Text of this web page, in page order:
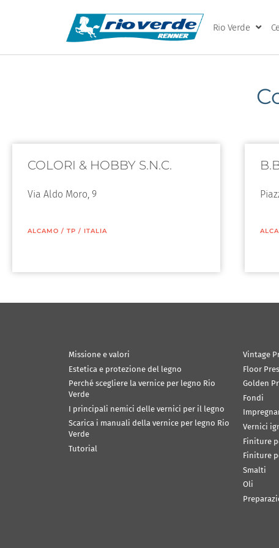
Rio Verde
COLORI & HOBBY S.N.C.
Via Aldo Moro, 9
ALCAMO / TP / ITALIA
Missione e valori
Estetica e protezione del legno
Perché scegliere la vernice per legno Rio
Verde
I principali nemici delle vernici per il legno
Scarica i manuali della vernice per legno Rio
Verde
Tutorial
Vintage
Floor
Golden
Fondi
Vernici
Finiture
Finiture
Smalti
Oli